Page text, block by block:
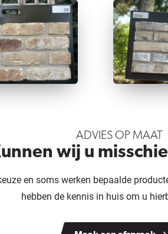
ADVIES OP MAAT
wij u
en soms werken bepaalde
hebben de kennis in huis om u